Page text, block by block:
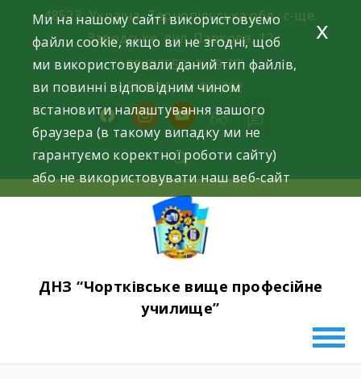
content
48523, Україна, Тернопільська обл., с-ще.
Заводське, вул. Паркова, 12
+38 (03552) 2-49-77
+38 (096) 42-93-282
facebookinstagramyoutube
ДНЗ “Чортківське вище професійне
училище”
Ми на нашому сайті використовуємо
файли cookie, якщо ви не згодні, щоб
ми використовували даний тип файлів,
ви повинні відповідним чином
встановити налаштування вашого
браузера (в такому випадку ми не
гарантуємо коректної роботи сайту)
або не використовувати наш веб-сайт
x